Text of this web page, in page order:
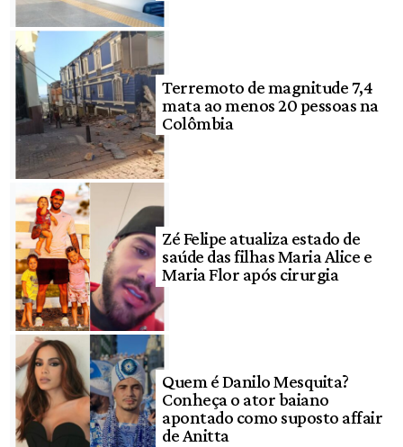
Terremoto de magnitude 7,4
mata ao menos 20 pessoas na
Colômbia
Zé Felipe atualiza estado de
saúde das filhas Maria Alice e
Maria Flor após cirurgia
Quem é Danilo Mesquita?
Conheça o ator baiano
apontado como suposto affair
de Anitta